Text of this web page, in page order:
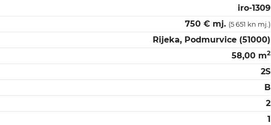
iro-1309
750 € mj. (5 651 kn mj.)
Rijeka, Podmurvice (51000)
58,00 m2
2S
B
2
1